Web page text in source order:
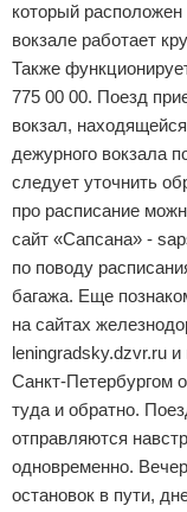
который
вокзале работает
Также
775 00 00. Поезд
вокзал,
дежурного вокзала
следует уточнить
про расписание
сайт «Сапсана» -
по поводу
багажа. Еще
на сайтах
leningradsky.dzvr.ru
Санкт-Петербургом
туда и обратно.
отправляются
одновременно.
остановок в пути,